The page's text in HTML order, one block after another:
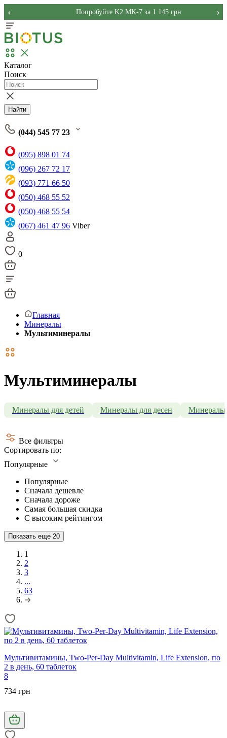
Попробуйте K2 MK-7 за 1 145 грн
‹ ›
Каталог
Поиск
Найти
(044) 545 77 23
(095) 898 01 74
(096) 267 72 17
(093) 771 66 50
(050) 468 55 52
(050) 468 55 54
(067) 461 47 96 Viber
0
Главная
Минералы
Мультиминералы
Мультиминералы
Минералы для детей Минералы для десен Минералы
Все фильтры
Сортировать по:
Популярные
Популярные
Сначала дешевле
Сначала дороже
Самая большая скидка
С высоким рейтингом
Показать еще 20
1
2
3
...
63
Мультивитамины, Two-Per-Day Multivitamin, Life Extension, по
2 в день, 60 таблеток
8
734 грн